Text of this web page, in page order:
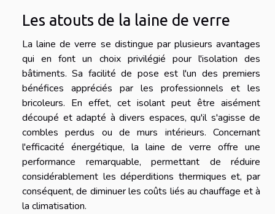
Les atouts de la laine de verre
La laine de verre se distingue par plusieurs avantages
qui en font un choix privilégié pour l'isolation des
bâtiments. Sa facilité de pose est l'un des premiers
bénéfices appréciés par les professionnels et les
bricoleurs. En effet, cet isolant peut être aisément
découpé et adapté à divers espaces, qu'il s'agisse de
combles perdus ou de murs intérieurs. Concernant
l'efficacité énergétique, la laine de verre offre une
performance remarquable, permettant de réduire
considérablement les déperditions thermiques et, par
conséquent, de diminuer les coûts liés au chauffage et à
la climatisation.